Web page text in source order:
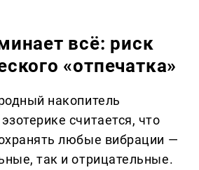
всё: риск
«отпечатка»
накопитель
считается, что
любые вибрации —
так и отрицательные.